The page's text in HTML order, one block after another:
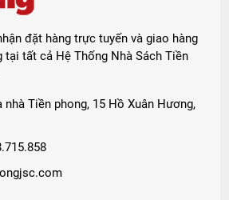
đặt hàng trực tuyến và giao hàng
tại tất cả Hệ Thống Nhà Sách Tiền
nhà Tiền phong, 15 Hồ Xuân Hương,